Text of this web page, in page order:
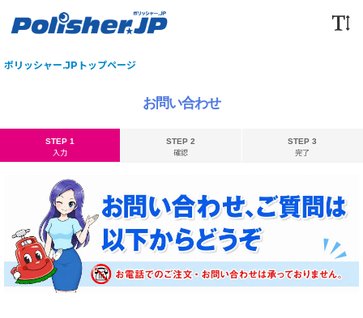
ポリッシャー.JPトップページ
お問い合わせ
STEP 1
入力
STEP 2
確認
STEP 3
完了